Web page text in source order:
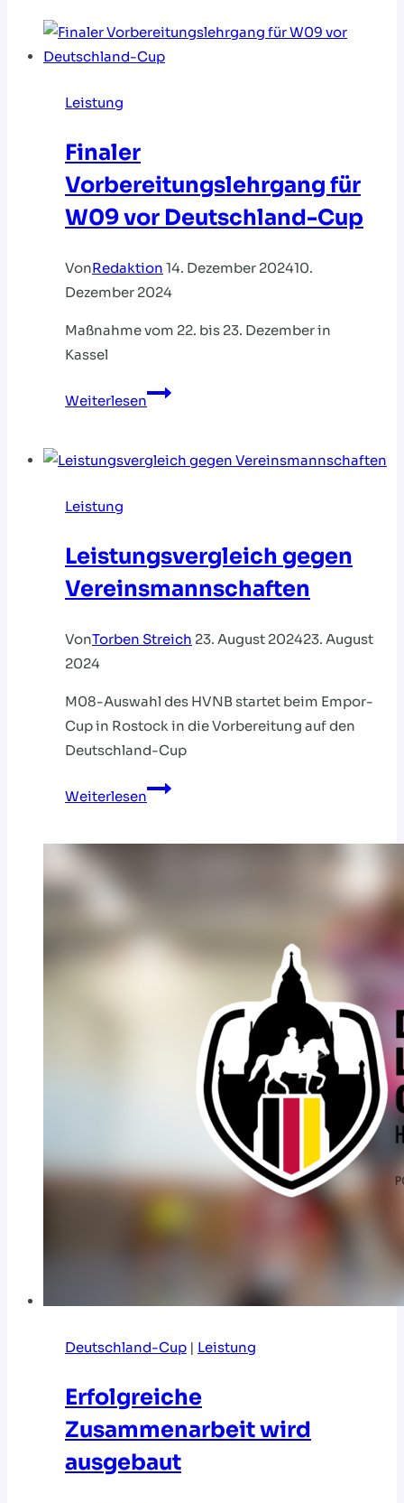
Leistung
Finaler
Vorbereitungslehrgang für
W09 vor Deutschland-Cup
VonRedaktion 14. Dezember 202410.
Dezember 2024
Maßnahme vom 22. bis 23. Dezember in
Kassel
Weiterlesen
Finaler
W09
Leistung
Leistungsvergleich gegen
Vereinsmannschaften
VonTorben Streich 23. August 202423. August
2024
M08-Auswahl des HVNB startet beim Empor-
Cup in Rostock in die Vorbereitung auf den
Deutschland-Cup
Weiterlesen
Leistungsvergleich
Deutschland-Cup | Leistung
Erfolgreiche
Zusammenarbeit wird
ausgebaut